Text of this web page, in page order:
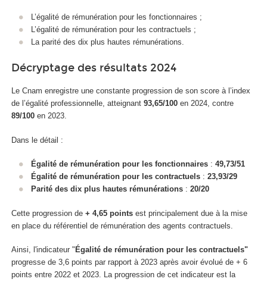
L’égalité de rémunération pour les fonctionnaires ;
L’égalité de rémunération pour les contractuels ;
La parité des dix plus hautes rémunérations.
Décryptage des résultats 2024
Le Cnam enregistre une constante progression de son score à l’index
de l’égalité professionnelle, atteignant 93,65/100 en 2024, contre
89/100 en 2023.
Dans le détail :
Égalité de rémunération pour les fonctionnaires: 49,73/51
Égalité de rémunération pour les contractuels: 23,93/29
Parité des dix plus hautes rémunérations: 20/20
Cette progression de + 4,65 points est principalement due à la mise
en place du référentiel de rémunération des agents contractuels.
Ainsi, l'indicateur " Égalité de rémunération pour les contractuels"
progresse de 3,6 points par rapport à 2023 après avoir évolué de + 6
points entre 2022 et 2023. La progression de cet indicateur est la